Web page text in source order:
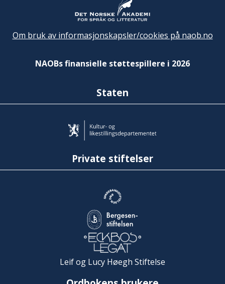
Om bruk av informasjonskapsler/cookies på naob.no
NAOBs finansielle støttespillere i 2026
Staten
Private stiftelser
Leif og Lucy Høegh Stiftelse